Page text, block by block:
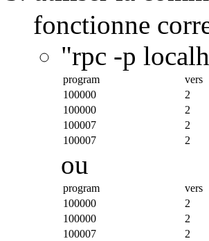
fonctionne
"rpc -p
program vers
100000
2
100000
2
100007
2
100007
2
ou
program vers
100000
2
100000
2
100007
2